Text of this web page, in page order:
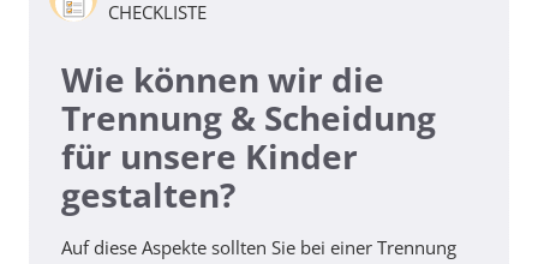
CHECKLISTE
Wie können wir die
Trennung & Scheidung
für unsere Kinder
gestalten?
Auf diese Aspekte sollten Sie bei einer Trennung